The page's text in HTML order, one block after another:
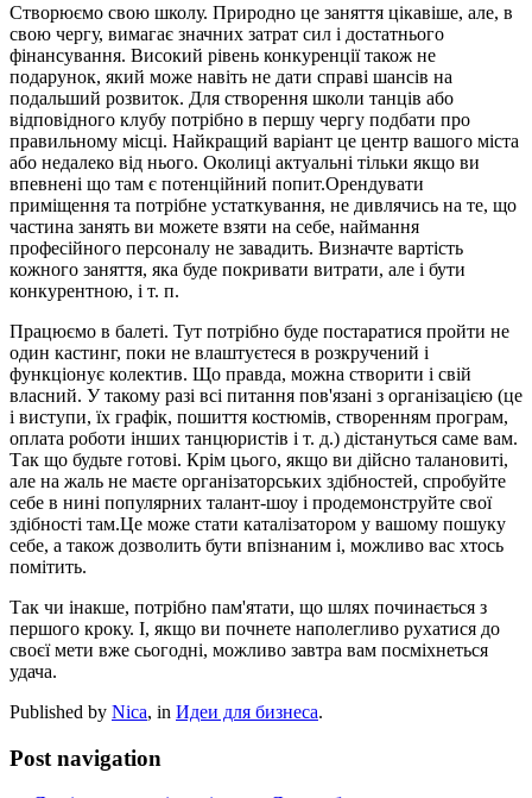
Створюємо свою школу. Природно це заняття цікавіше, але, в
свою чергу, вимагає значних затрат сил і достатнього
фінансування. Високий рівень конкуренції також не
подарунок, який може навіть не дати справі шансів на
подальший розвиток. Для створення школи танців або
відповідного клубу потрібно в першу чергу подбати про
правильному місці. Найкращий варіант це центр вашого міста
або недалеко від нього. Околиці актуальні тільки якщо ви
впевнені що там є потенційний попит.Орендувати
приміщення та потрібне устаткування, не дивлячись на те, що
частина занять ви можете взяти на себе, наймання
професійного персоналу не завадить. Визначте вартість
кожного заняття, яка буде покривати витрати, але і бути
конкурентною, і т. п.
Працюємо в балеті. Тут потрібно буде постаратися пройти не
один кастинг, поки не влаштуєтеся в розкручений і
функціонує колектив. Що правда, можна створити і свій
власний. У такому разі всі питання пов'язані з організацією (це
і виступи, їх графік, пошиття костюмів, створенням програм,
оплата роботи інших танцюристів і т. д.) дістануться саме вам.
Так що будьте готові. Крім цього, якщо ви дійсно талановиті,
але на жаль не маєте організаторських здібностей, спробуйте
себе в нині популярних талант-шоу і продемонструйте свої
здібності там.Це може стати каталізатором у вашому пошуку
себе, а також дозволить бути впізнаним і, можливо вас хтось
помітить.
Так чи інакше, потрібно пам'ятати, що шлях починається з
першого кроку. І, якщо ви почнете наполегливо рухатися до
своєї мети вже сьогодні, можливо завтра вам посміхнеться
удача.
Published by Nica, in Идеи для бизнеса.
Post navigation